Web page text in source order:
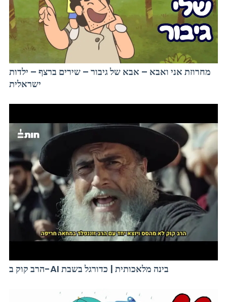
מחרוזת אני ואבא – אבא של גיבור – שירים ברצף – ילדות
ישראלית
הרב קוק ב-AI בינה מלאכותית | כדורגל בשבת